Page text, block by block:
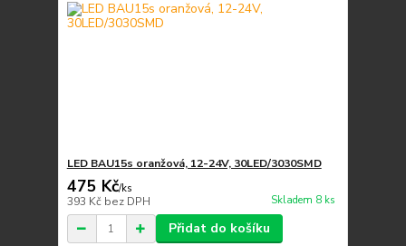
LED BAU15s oranžová, 12-24V, 30LED/3030SMD
475 Kč/ks
393 Kč bez DPH Skladem 8 ks
Přidat do košíku